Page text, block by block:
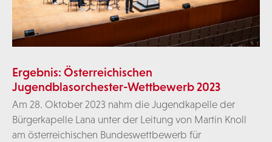
Ergebnis: Österreichischen
Jugendblasorchester-Wettbewerb 2023
Am 28. Oktober 2023 nahm die Jugendkapelle der
Bürgerkapelle Lana unter der Leitung von Martin Knoll
am österreichischen Bundeswettbewerb für